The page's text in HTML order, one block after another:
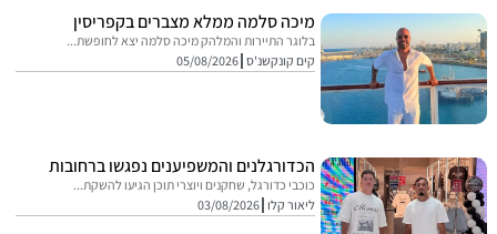
מיכה סלמה ממלא מצברים בקפריסין
בלוגר התיירות והמלהק מיכה סלמה יצא לחופשת...
קים קונקשנ'ס 05/08/2026
הכדורגלנים והמשפיענים נפגשו ברחובות
כוכבי כדורגל, שחקנים ויוצרי תוכן הגיעו להשקת...
ליאור קלו 03/08/2026